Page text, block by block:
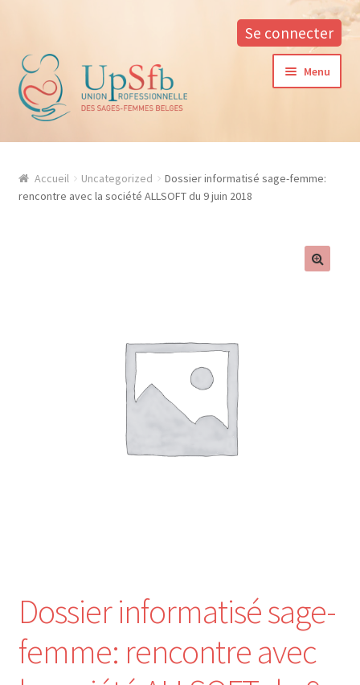
Se connecter
Aller
à
la
navigation
Aller
au
contenu
Menu
A propos
La formation continue à l’UPSfB
Contacter notre responsable des formations
Formations 2026
Devenir Membre
Première Inscription
Accueil Uncategorized
Dossier informatisé sage-femme:
rencontre avec la société ALLSOFT du 9 juin 2018
Dossier informatisé sage-
femme: rencontre avec